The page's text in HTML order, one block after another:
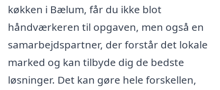
køkken i Bælum, får du ikke blot
håndværkeren til opgaven, men også en
samarbejdspartner, der forstår det lokale
marked og kan tilbyde dig de bedste
løsninger. Det kan gøre hele forskellen,